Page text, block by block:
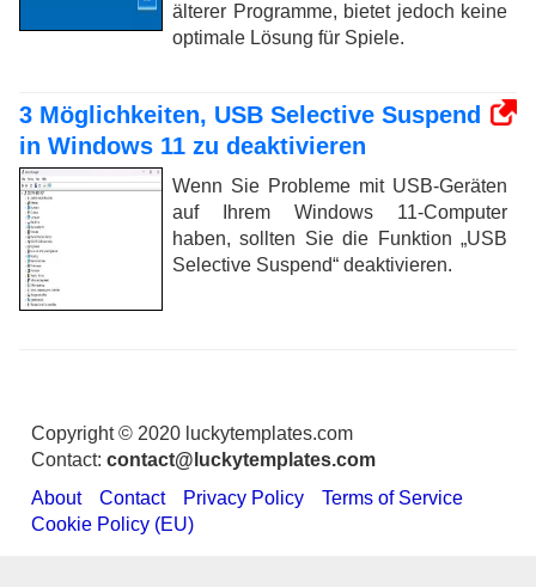
älterer Programme, bietet jedoch keine
optimale Lösung für Spiele.
3 Möglichkeiten, USB Selective Suspend
in Windows 11 zu deaktivieren
Wenn Sie Probleme mit USB-Geräten
auf Ihrem Windows 11-Computer
haben, sollten Sie die Funktion „USB
Selective Suspend“ deaktivieren.
Copyright © 2020 luckytemplates.com
Contact: contact@luckytemplates.com
About
Contact Privacy Policy
Terms of Service
Cookie Policy (EU)